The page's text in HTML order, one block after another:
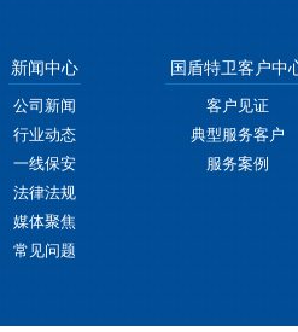
新闻中心
公司新闻
行业动态
一线保安
法律法规
媒体聚焦
常见问题
国盾特卫客户中
客户见证
典型服务客户
服务案例